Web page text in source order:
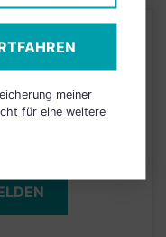
Feature
meiner
für eine weitere